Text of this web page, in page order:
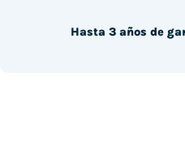
Hasta 3 años de